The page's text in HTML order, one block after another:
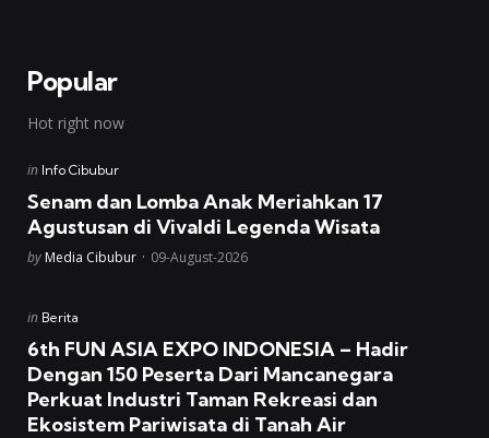
Popular
Hot right now
Posted
in Info Cibubur
Senam dan Lomba Anak Meriahkan 17
Agustusan di Vivaldi Legenda Wisata
Posted
by Media Cibubur 09-August-2026
Posted
in Berita
6th FUN ASIA EXPO INDONESIA – Hadir
Dengan 150 Peserta Dari Mancanegara
Perkuat Industri Taman Rekreasi dan
Ekosistem Pariwisata di Tanah Air